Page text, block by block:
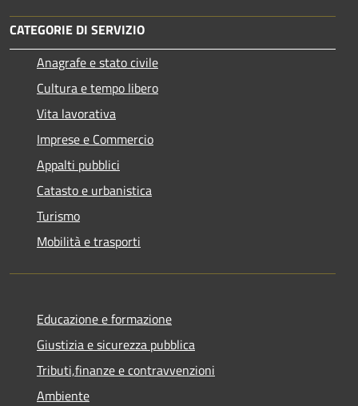
CATEGORIE DI SERVIZIO
Anagrafe e stato civile
Cultura e tempo libero
Vita lavorativa
Imprese e Commercio
Appalti pubblici
Catasto e urbanistica
Turismo
Mobilità e trasporti
Educazione e formazione
Giustizia e sicurezza pubblica
Tributi,finanze e contravvenzioni
Ambiente